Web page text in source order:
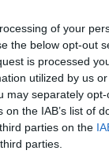
of your
the below opt-out
is processed
utilized by us
may separately
the IAB’s list of
parties on the
parties.
Szerinte
láthatjuk a
a saját
A